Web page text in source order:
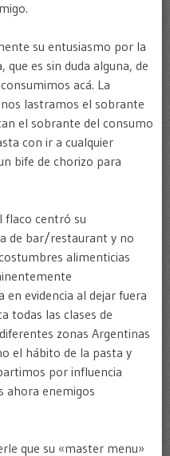
su entusiasmo por la
es sin duda alguna, de
acá. La
lastramos el sobrante
el sobrante del consumo
con ir a cualquier
bife de chorizo para
flaco centró su
de bar/restaurant y no
alimenticias
en evidencia al dejar fuera
todas las clases de
zonas Argentinas
el hábito de la pasta y
por influencia
ahora enemigos
que su «master menu»